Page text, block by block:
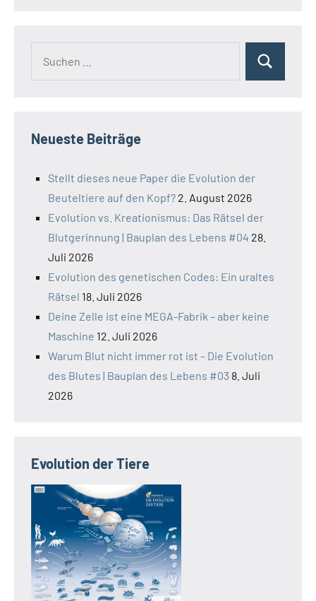
Suchen
Neueste Beiträge
Stellt dieses neue Paper die Evolution der
Beuteltiere auf den Kopf? 2. August 2026
Evolution vs. Kreationismus: Das Rätsel der
Blutgerinnung | Bauplan des Lebens #04 28.
Juli 2026
Evolution des genetischen Codes: Ein uraltes
Rätsel 18. Juli 2026
Deine Zelle ist eine MEGA-Fabrik – aber keine
Maschine 12. Juli 2026
Warum Blut nicht immer rot ist – Die Evolution
des Blutes | Bauplan des Lebens #03 8. Juli
2026
Evolution der Tiere